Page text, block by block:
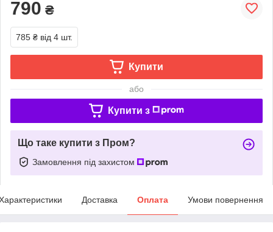
790 ₴
785 ₴ від 4 шт.
Купити
або
Купити з
Що таке купити з Пром?
Замовлення під захистом
Доставка Оплата Умови повернення